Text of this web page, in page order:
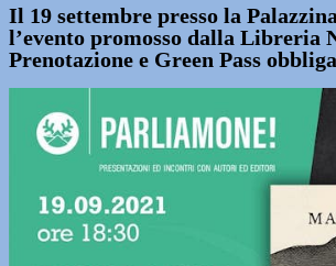
Il 19 settembre presso la
l’evento promosso dalla Libreria
Prenotazione e Green Pass